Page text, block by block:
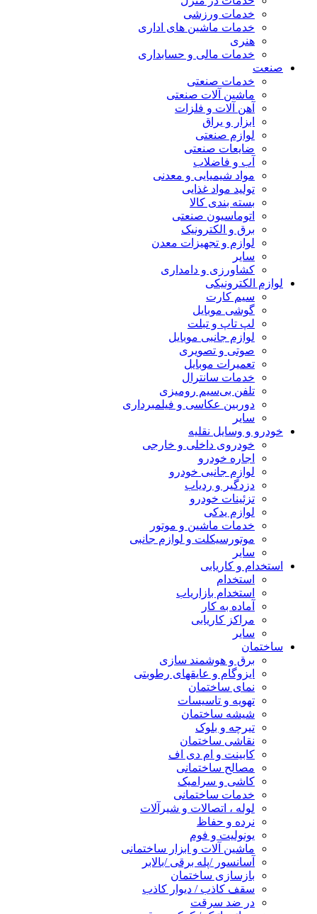
خدمات ورزشی
خدمات ماشین های اداری
هنری
خدمات مالی و حسابداری
صنعت
خدمات صنعتی
ماشین آلات صنعتی
آهن آلات و فلزات
ابزار و یراق
لوازم صنعتی
ضایعات صنعتی
آب و فاضلاب
مواد شیمیایی و معدنی
تولید مواد غذایی
بسته بندی کالا
اتوماسیون صنعتی
برق و الکترونیک
لوازم و تجهیزات معدن
سایر
کشاورزی و دامداری
لوازم الکترونیکی
سیم کارت
گوشی موبایل
لپ تاپ و تبلت
لوازم جانبی موبایل
صوتی و تصویری
تعمیرات موبایل
خدمات سانترال
تلفن بی‌سیم رومیزی
دوربین عکاسی و فیلمبرداری
سایر
خودرو و وسایل نقلیه
خودروی داخلی و خارجی
اجاره خودرو
لوازم جانبی خودرو
دزدگیر و ردیاب
تزئینات خودرو
لوازم یدکی
خدمات ماشین و موتور
موتورسیکلت و لوازم جانبی
سایر
استخدام و کاریابی
استخدام
استخدام بازاریاب
آماده به کار
مراکز کاریابی
سایر
ساختمان
برق و هوشمند سازی
ایزوگام و عایقهای رطوبتی
نمای ساختمان
تهویه و تاسیسات
شیشه ساختمان
تیرچه و بلوک
نقاشی ساختمان
کابینت و ام دی اف
مصالح ساختمانی
کاشی و سرامیک
خدمات ساختمانی
لوله ، اتصالات و شیرآلات
نرده و حفاظ
یونولیت و فوم
ماشین آلات و ابزار ساختمانی
آسانسور /پله برقی /بالابر
بازسازی ساختمان
سقف کاذب / دیوار کاذب
در ضد سرقت